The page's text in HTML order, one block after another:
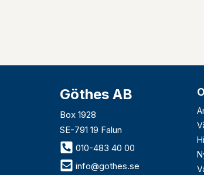
Göthes AB
Box 1928
SE-791 19 Falun
010-483 40 00
info@gothes.se